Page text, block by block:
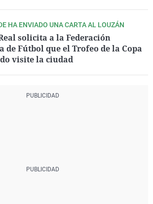
HA ENVIADO UNA CARTA AL LOUZÁN
solicita a la Federación
de Fútbol que el Trofeo de la Copa
visite la ciudad